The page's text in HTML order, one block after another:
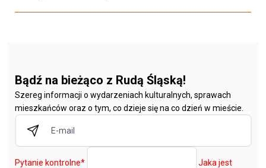
Bądź na bieżąco z Rudą Śląską!
Szereg informacji o wydarzeniach kulturalnych, sprawach
mieszkańców oraz o tym, co dzieje się na co dzień w mieście.
Pytanie kontrolne* Jaka jest